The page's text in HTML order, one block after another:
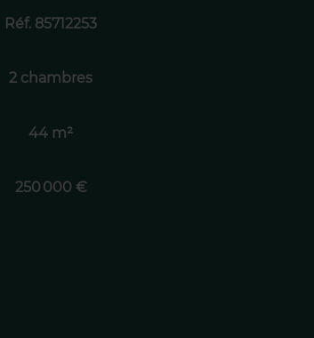
Réf. 85712253
2 chambres
44 m²
250 000 €